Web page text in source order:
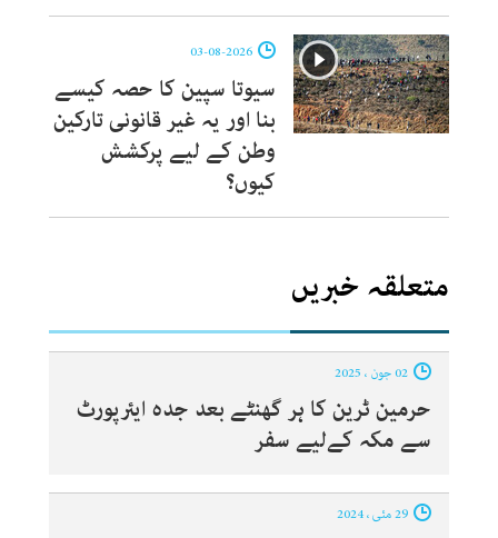
سیوتا سپین کا حصہ کیسے
بنا اور یہ غیر قانونی تارکین
وطن کے لیے پرکشش
کیوں؟
متعلقہ خبریں
حرمین ٹرین کا ہر گھنٹے بعد جدہ ایئرپورٹ
سے مکہ کےلیے سفر